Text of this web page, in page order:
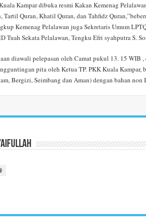
Kampar dibuka resmi Kakan Kemenag
Tartil Quran, Khatil Quran, dan Tahfidz
Kemenag Pelalawan juga Sekretaris Umum
Tuah Sekata Pelalawan, Tengku Efri syahputra S.
diawali pelepasan oleh Camat pukul 13. 15 WIB
pita oleh Ketua TP. PKK Kuala Kampar,
Bergizi, Seimbang dan Aman) dengan bahan non